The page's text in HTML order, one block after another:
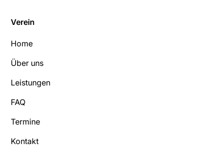
Verein
Home
Über uns
Leistungen
FAQ
Termine
Kontakt